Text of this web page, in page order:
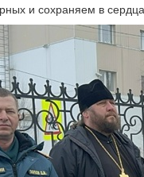
и сохраняем в